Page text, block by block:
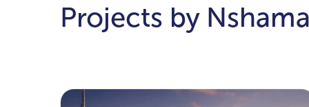
Projects by